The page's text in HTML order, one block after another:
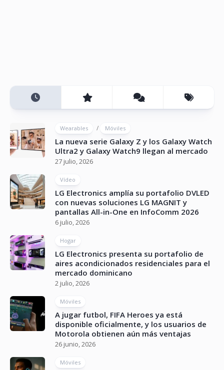
Wearables / Móviles
La nueva serie Galaxy Z y los Galaxy Watch
Ultra2 y Galaxy Watch9 llegan al mercado
27 julio, 2026
Vídeo
LG Electronics amplía su portafolio DVLED
con nuevas soluciones LG MAGNIT y
pantallas All-in-One en InfoComm 2026
6 julio, 2026
Hogar
LG Electronics presenta su portafolio de
aires acondicionados residenciales para el
mercado dominicano
2 julio, 2026
Móviles
A jugar futbol, FIFA Heroes ya está
disponible oficialmente, y los usuarios de
Motorola obtienen aún más ventajas
26 junio, 2026
Móviles